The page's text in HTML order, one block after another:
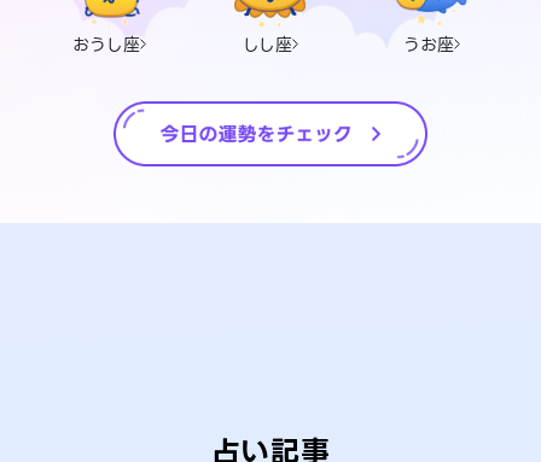
おうし座 しし座 うお座
占い記事